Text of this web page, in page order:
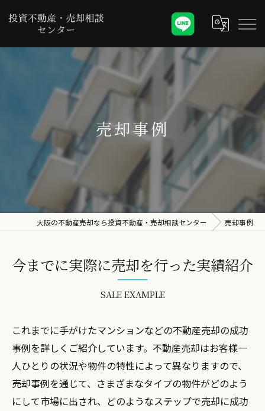
売却事例
大阪の不動産売却なら投資不動産・売却相談センター 売却事例
今までに実際に売却を行った実績紹介
SALE EXAMPLE
これまでに手がけたマンションなどの不動産売却の成功
事例を詳しくご紹介しています。不動産売却はお客様一
人ひとりの状況や物件の特性によって異なりますので、
売却事例を通じて、さまざまなタイプの物件がどのよう
にして市場に出され、どのようなステップで売却に成功